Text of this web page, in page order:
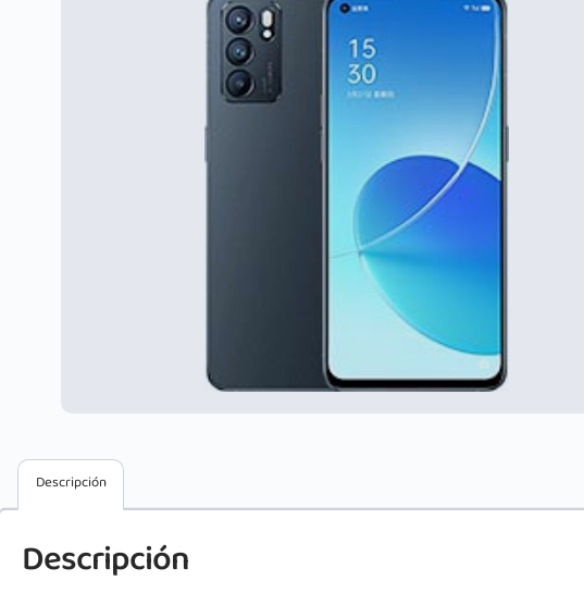
Descripción
Descripción